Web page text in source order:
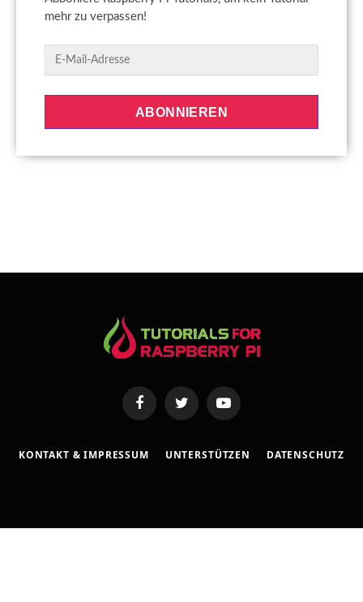
mehr zu verpassen!
-
ABONNIEREN
FacebookTwitter YouTube
KONTAKT & IMPRESSUM UNTERSTÜTZEN DATENSCHUTZ